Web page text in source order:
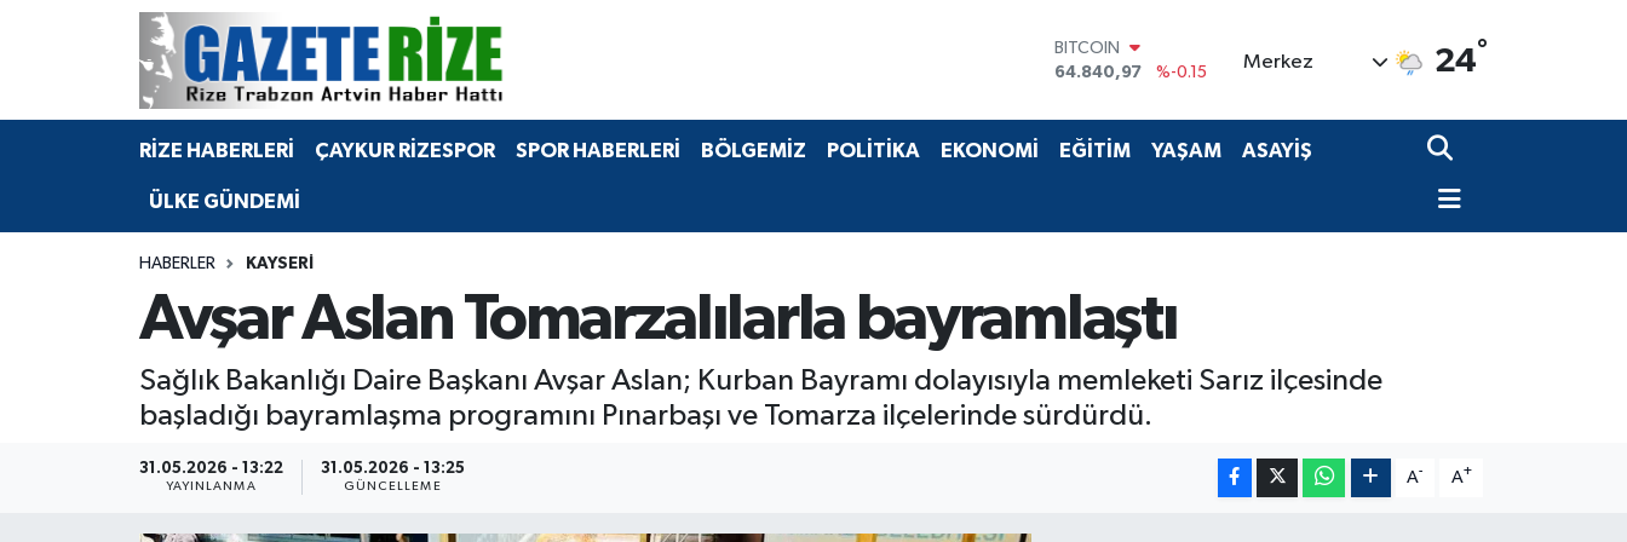
BITCOIN
64.840,97
%-0.15
47,7436
%0.18
EURO
13.779
%-14
Merkez 24°
RİZE HABERLERİ ÇAYKUR RİZESPOR SPOR HABERLERİ BÖLGEMİZ POLİTİKA EKONOMİ EĞİTİM YAŞAM ASAYİŞ
ÜLKE GÜNDEMİ
HABERLER KAYSERI
Avşar Aslan Tomarzalılarla bayramlaştı
Sağlık Bakanlığı Daire Başkanı Avşar Aslan; Kurban Bayramı dolayısıyla memleketi Sarız ilçesinde
başladığı bayramlaşma programını Pınarbaşı ve Tomarza ilçelerinde sürdürdü.
31.05.2026 - 13:22
YAYINLANMA
31.05.2026 - 13:25
GÜNCELLEME
A- A+
BÖLGEMİZ
Bilim Teknoloji
Advertising news
Merkez Nöbetçi Eczaneler
Merkez Hava Durumu
Merkez Trafik Yoğunluk Haritası
Tüm Manşetler
Son Dakika Haberleri
Haber Arşivi